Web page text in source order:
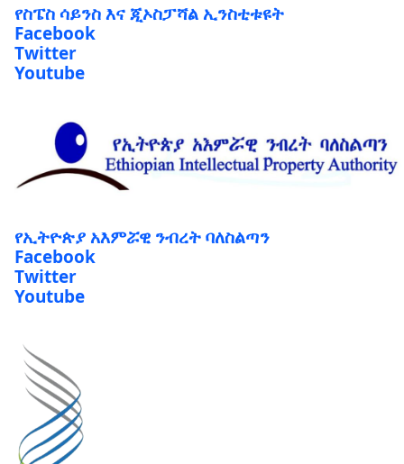
የስፔስ ሳይንስ እና ጂኦስፓሻል ኢንስቲቱዩት
Facebook
Twitter
Youtube
የኢትዮጵያ አእምሯዊ ንብረት ባለስልጣን
Facebook
Twitter
Youtube